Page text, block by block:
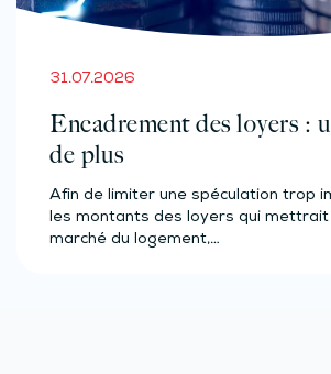
31.07.2026
Encadrement des loyers :
de plus
Afin de limiter une spéculation trop
les montants des loyers qui mettrait
marché du logement,…